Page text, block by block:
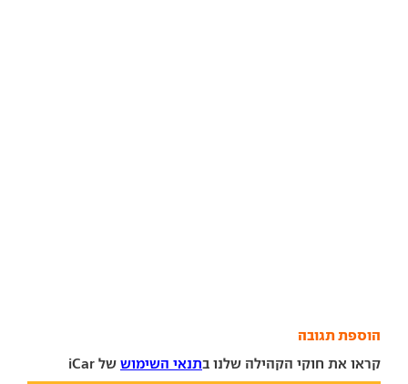
הוספת תגובה
קראו את חוקי הקהילה שלנו בתנאי השימוש של iCar